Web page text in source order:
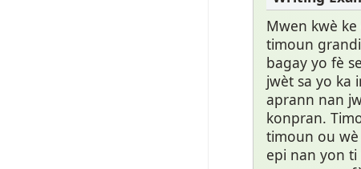
Mwen kwè
timoun
bagay yo fè
jwèt sa yo ka
aprann nan
konpran.
timoun ou
epi nan yon